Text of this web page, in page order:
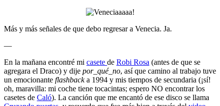
Más y más señales de que debo regresar a Venecia. Ja.
—
En la mañana encontré mi casete de Robi Rosa (antes de que se
agregara el Draco) y dije por_qué_no, así que camino al trabajo tuve
un emocionante flashbacka 1994 y mis tiempos de secundaria (¡sí!
oh, maravilla: mi coche tiene tocacintas; espero NO encontrar los
casetes de Caló). La canción que me encantó de ese disco se llama